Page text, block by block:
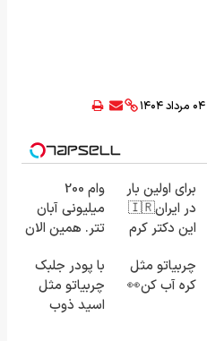
۰۴ مرداد ۱۴۰۴
برای اولین بار
در ایران🇮🇷
این دکتر کرم
23 روزه
ساخت!
وام 200
میلیونی آبان
تتر. همین الان
کن!
چربیاتو مثل
کره آب کن👀
با پودر جلبک
چربیاتو مثل
اسید ذوب